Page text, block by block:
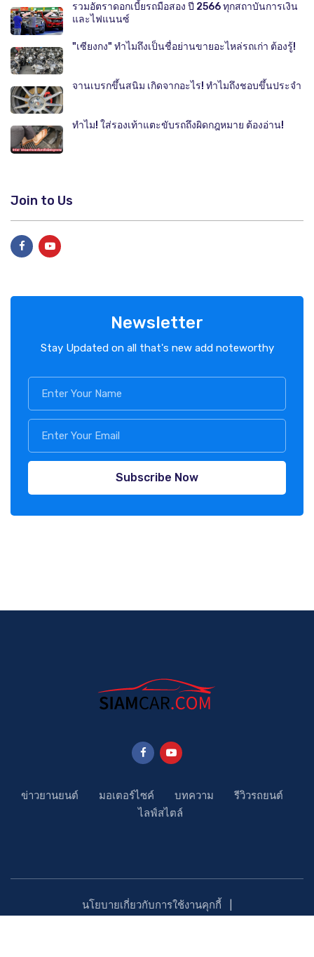
รวมอัตราดอกเบี้ยรถมือสอง ปี 2566 ทุกสถาบันการเงิน
และไฟแนนซ์
"เซียงกง" ทำไมถึงเป็นชื่อย่านขายอะไหล่รถเก่า ต้องรู้!
จานเบรกขึ้นสนิม เกิดจากอะไร! ทำไมถึงชอบขึ้นประจำ
ทำไม! ใส่รองเท้าแตะขับรถถึงผิดกฎหมาย ต้องอ่าน!
Join to Us
Newsletter
Stay Updated on all that's new add noteworthy
Subscribe Now
ข่าวยานยนต์ มอเตอร์ไซค์ บทความ
รีวิวรถยนต์
ไลฟ์สไตล์
นโยบายเกี่ยวกับการใช้งานคุกกี้